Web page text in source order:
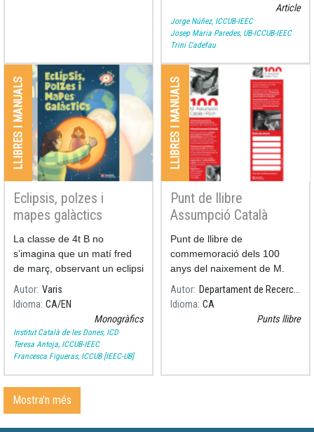
Article
Jorge Núñez, ICCUB-IEEC
Josep Maria Paredes, UB-ICCUB-IEEC
Trini Cadefau
LLIBRES I MANUALS
Eclipsis, polzes i
mapes galàctics
La classe de 4t B no
s’imagina que un matí fred
de març, observant un eclipsi
de Lluna, serà només el
començament d’un viatge
Autor Varis
Idioma CA EN
Monogràfics
Institut Català de les Dones, ICD
Teresa Antoja, ICCUB-IEEC
Francesca Figueras, ICCUB [IEEC-UB]
LLIBRES I MANUALS
Punt de llibre
Assumpció Català
Punt de llibre de
commemoració dels 100
anys del naixement de M.
Autor
Departament de Recerca i Universitats
Idioma CA
Punts llibre
Mostra'n més